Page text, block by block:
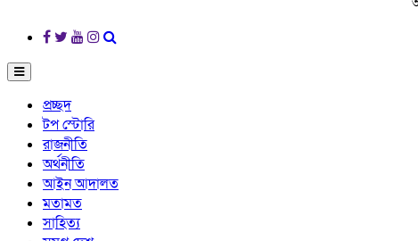
প্রচ্ছদ
টপ স্টোরি
রাজনীতি
অর্থনীতি
আইন আদালত
মতামত
সাহিত্য